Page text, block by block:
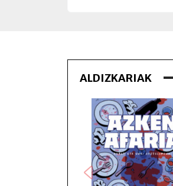
ALDIZKARIAK